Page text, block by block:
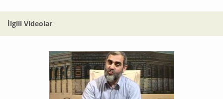
İlgili Videolar